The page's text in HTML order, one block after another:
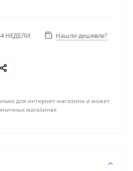
НЕДЕЛИ Нашли дешевле?
для интернет-магазина и может
магазинах